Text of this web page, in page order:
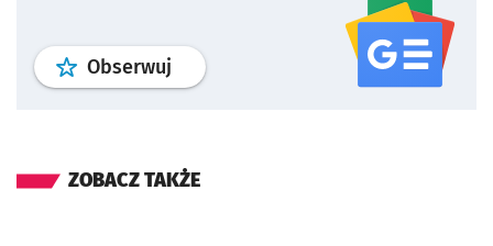
Obserwuj profil serwisu
ZOBACZ TAKŻE